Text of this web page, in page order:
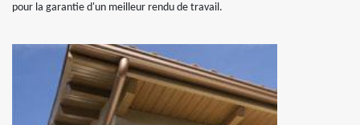
pour la garantie d'un meilleur rendu de travail.